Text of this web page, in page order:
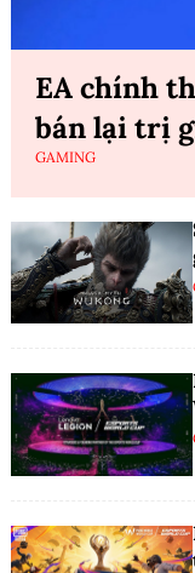
EA chính
bán lại trị
GAMING